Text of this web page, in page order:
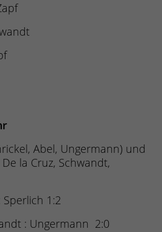
Abel, Ungermann) und
la Cruz, Schwandt,
1:2
: Ungermann 2:0